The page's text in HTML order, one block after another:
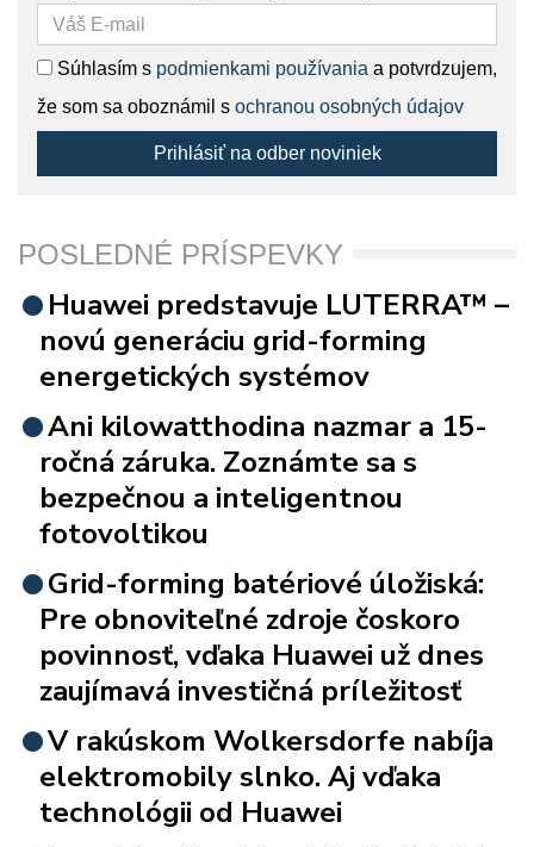
Súhlasím s podmienkami používania a potvrdzujem,
že som sa oboznámil s ochranou osobných údajov
Prihlásiť na odber noviniek
POSLEDNÉ PRÍSPEVKY
Huawei predstavuje LUTERRA™ –
novú generáciu grid-forming
energetických systémov
Ani kilowatthodina nazmar a 15-
ročná záruka. Zoznámte sa s
bezpečnou a inteligentnou
fotovoltikou
Grid-forming batériové úložiská:
Pre obnoviteľné zdroje čoskoro
povinnosť, vďaka Huawei už dnes
zaujímavá investičná príležitosť
V rakúskom Wolkersdorfe nabíja
elektromobily slnko. Aj vďaka
technológii od Huawei